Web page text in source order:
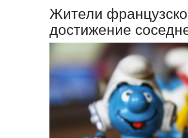
Жители
достижение